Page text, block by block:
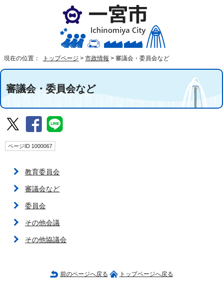
現在の位置： トップページ > 市政情報 > 審議会・委員会など
審議会・委員会など
ページID 1000067
教育委員会
審議会など
委員会
その他会議
その他協議会
前のページへ戻る トップページへ戻る